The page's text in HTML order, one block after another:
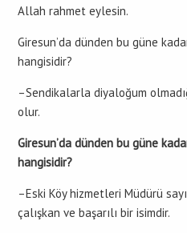
Allah rahmet eylesin.
Giresun’da dünden bu güne
hangisidir?
–Sendikalarla diyaloğum
olur.
Giresun’da dünden bu güne
hangisidir?
–Eski Köy hizmetleri Müdürü
çalışkan ve başarılı bir isimdir.